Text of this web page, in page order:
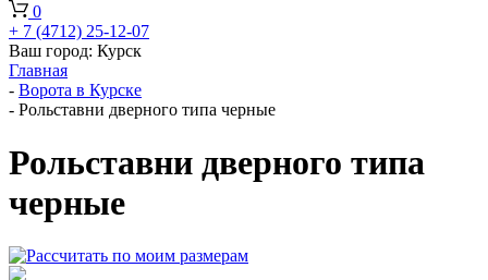
0
+ 7 (4712) 25-12-07
Ваш город: Курск
Главная
- Ворота в Курске
- Рольставни дверного типа черные
Рольставни дверного типа
черные